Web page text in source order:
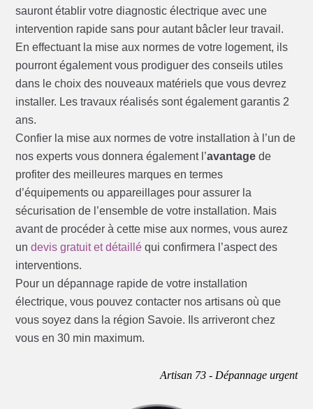
sauront établir votre diagnostic électrique avec une
intervention rapide sans pour autant bâcler leur travail.
En effectuant la mise aux normes de votre logement, ils
pourront également vous prodiguer des conseils utiles
dans le choix des nouveaux matériels que vous devrez
installer. Les travaux réalisés sont également garantis 2
ans.
Confier la mise aux normes de votre installation à l’un de
nos experts vous donnera également l’avantage de
profiter des meilleures marques en termes
d’équipements ou appareillages pour assurer la
sécurisation de l’ensemble de votre installation. Mais
avant de procéder à cette mise aux normes, vous aurez
undevis gratuit et détaillé qui confirmera l’aspect des
interventions.
Pour un dépannage rapide de votre installation
électrique, vous pouvez contacter nos artisans où que
vous soyez dans la région Savoie. Ils arriveront chez
vous en 30 min maximum.
Artisan 73 - Dépannage urgent